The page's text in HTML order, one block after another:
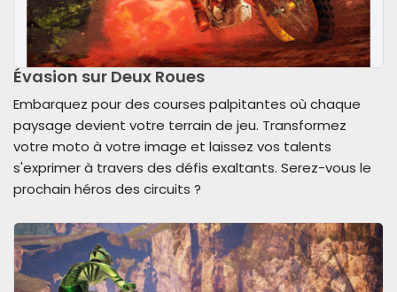
Évasion sur Deux Roues
Embarquez pour des courses palpitantes où chaque
paysage devient votre terrain de jeu. Transformez
votre moto à votre image et laissez vos talents
s'exprimer à travers des défis exaltants. Serez-vous le
prochain héros des circuits ?